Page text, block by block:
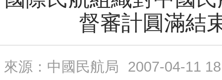
督審計圓滿結
來源：中國民航局
2007-04-11
盲
式